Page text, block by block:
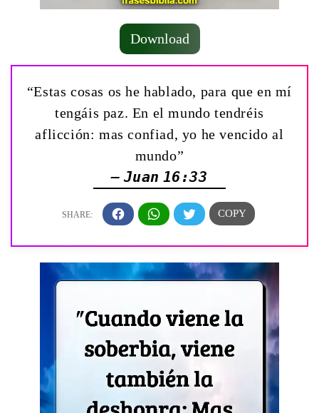
Download
“Estas cosas os he hablado, para que en mí
tengáis paz. En el mundo tendréis
aflicción: mas confiad, yo he vencido al
mundo”
— Juan 16:33